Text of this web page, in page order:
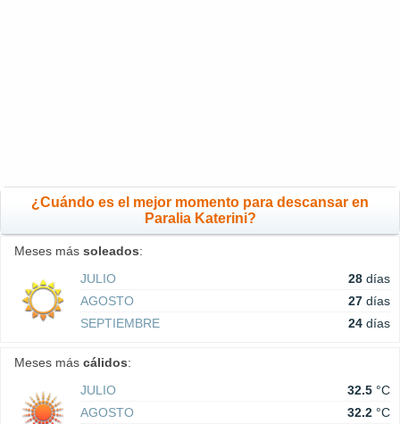
¿Cuándo es el mejor momento para descansar en
Paralia Katerini?
Meses más soleados:
JULIO
28 días
AGOSTO
27 días
SEPTIEMBRE
24 días
Meses más cálidos:
JULIO
32.5 °C
AGOSTO
32.2 °C